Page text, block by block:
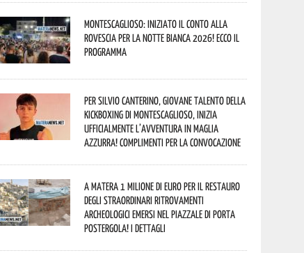
Montescaglioso: iniziato il conto alla
rovescia per la Notte Bianca 2026! Ecco il
programma
Per Silvio Canterino, giovane talento della
kickboxing di Montescaglioso, inizia
ufficialmente l’avventura in maglia
azzurra! Complimenti per la convocazione
A Matera 1 milione di euro per il restauro
degli straordinari ritrovamenti
archeologici emersi nel piazzale di Porta
Postergola! I dettagli